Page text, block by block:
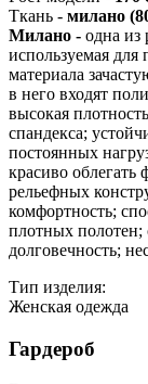
Ткань - милано
Милано - одна из
используемая
материала
в него входят
высокая
спандекса;
постоянных
красиво
рельефных
комфортность;
плотных полотен;
долговечность;
Тип изделия:
Женская одежда
Гардероб